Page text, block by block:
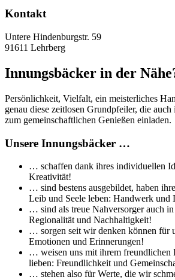
Kontakt
Untere Hindenburgstr. 59
91611 Lehrberg
Innungsbäcker in der
Persönlichkeit, Vielfalt, ein meisterliches
genau diese zeitlosen Grundpfeiler, die
zum gemeinschaftlichen Genießen einladen.
Unsere Innungsbäcker …
… schaffen dank ihres individuellen
Kreativität!
… sind bestens ausgebildet, haben
Leib und Seele leben: Handwerk und
… sind als treue Nahversorger auch
Regionalität und Nachhaltigkeit!
… sorgen seit wir denken können für
Emotionen und Erinnerungen!
… weisen uns mit ihrem freundlichen
lieben: Freundlichkeit und
… stehen also für Werte, die wir